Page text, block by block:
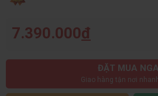
7.390.000đ
ĐẶT MUA
Giao hàng tận nơi